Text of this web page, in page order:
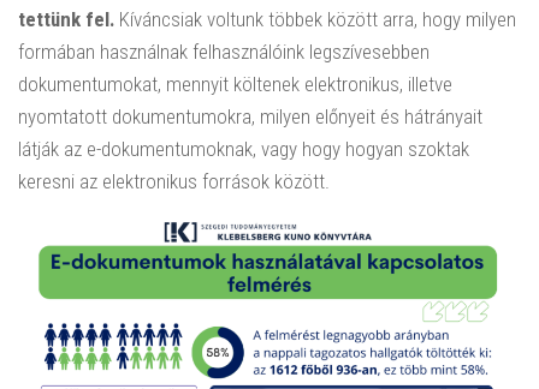
tettünk fel. Kíváncsiak voltunk többek között arra, hogy milyen
formában használnak felhasználóink legszívesebben
dokumentumokat, mennyit költenek elektronikus, illetve
nyomtatott dokumentumokra, milyen előnyeit és hátrányait
látják az e-dokumentumoknak, vagy hogy hogyan szoktak
keresni az elektronikus források között.